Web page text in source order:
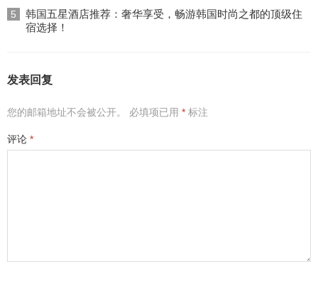
5
韩国五星酒店推荐：奢华享受，畅游韩国时尚之都的顶级住
宿选择！
发表回复
您的邮箱地址不会被公开。 必填项已用 * 标注
评论 *